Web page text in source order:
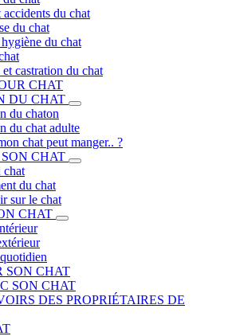
accidents du chat
du chat
du chat
castration du chat
CHAT
DU CHAT
du chaton
du chat adulte
chat peut manger.. ?
CHAT
chat
du chat
sur le chat
CHAT
SON CHAT
SON CHAT
DES PROPRIÉTAIRES DE